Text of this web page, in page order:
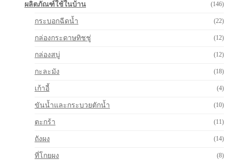
ผลิตภัณฑ์ใช้ในบ้าน (146)
กระบอกฉีดน้ำ (22)
กล่องกระดาษทิชชู่ (12)
กล่องสบู่ (12)
กะละมัง (18)
เก้าอี้ (4)
ขันน้ำและกระบวยตักน้ำ (10)
ตะกร้า (11)
ถังผง (14)
ที่โกยผง (8)